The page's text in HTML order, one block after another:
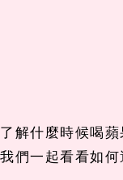
了解什麼時候喝
我們一起看看如